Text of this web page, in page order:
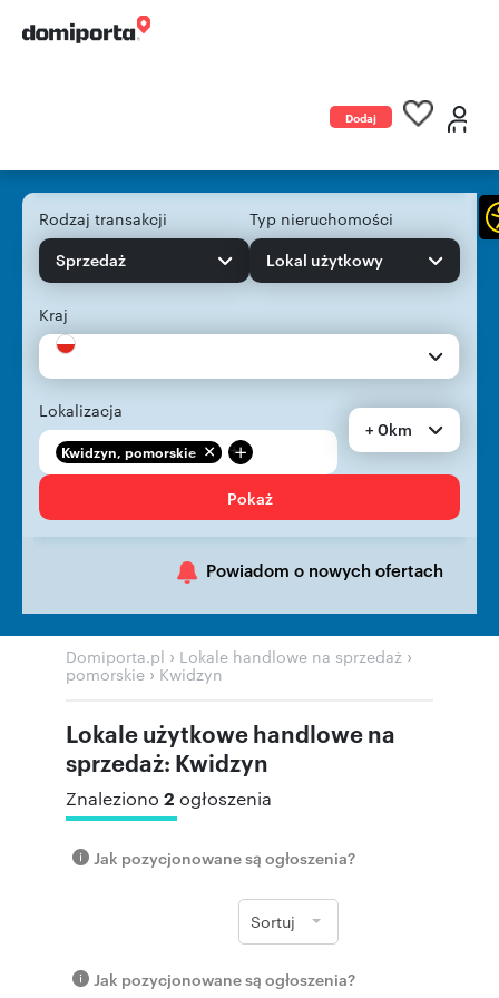
Dodaj
Rodzaj transakcji
Sprzedaż
Typ nieruchomości
Lokal użytkowy
Kraj
Lokalizacja
Kwidzyn, pomorskie +
+ 0km
Pokaż
Powiadom o nowych ofertach
Domiporta.pl › Lokale handlowe na sprzedaż ›
pomorskie › Kwidzyn
Lokale użytkowe handlowe na
sprzedaż: Kwidzyn
Znaleziono 2 ogłoszenia
Jak pozycjonowane są ogłoszenia?
Sortuj
Jak pozycjonowane są ogłoszenia?